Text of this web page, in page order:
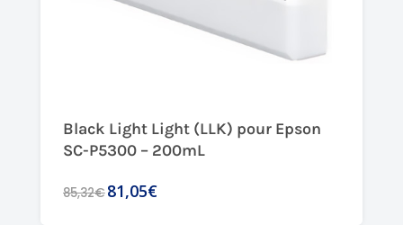
Black Light Light (LLK) pour Epson
SC-P5300 – 200mL
85,32€81,05€